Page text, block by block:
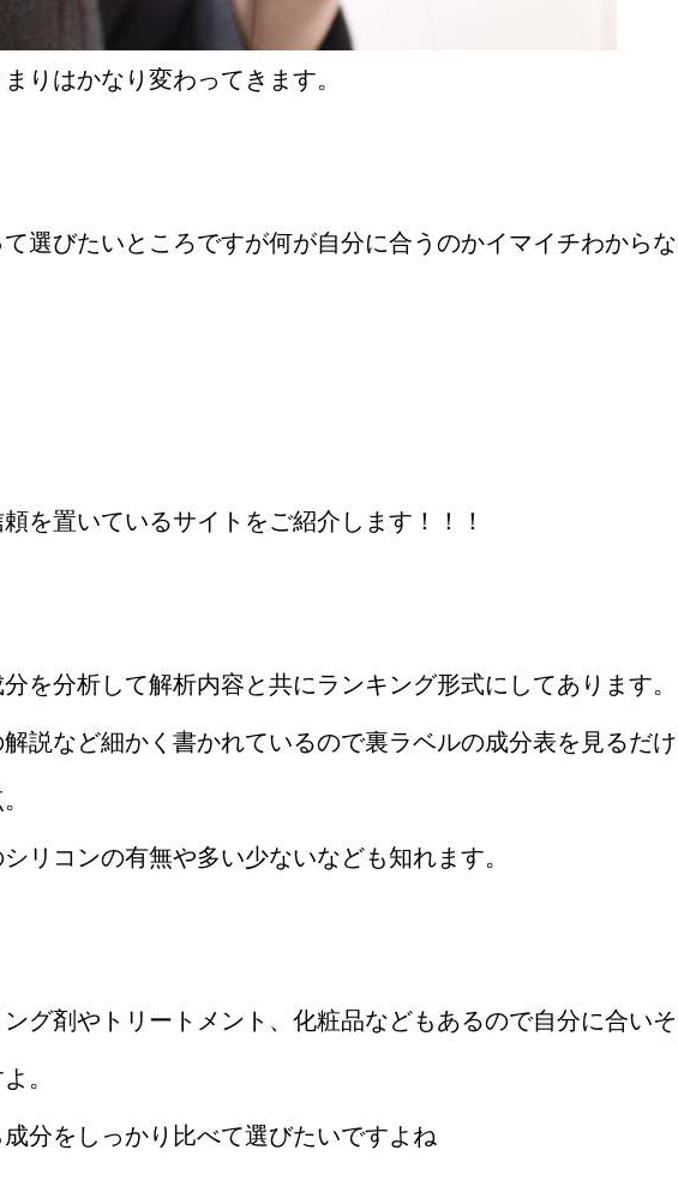
りはかなり変わってきます。
選びたいところですが何が自分に合うのかイマイチわからな
を置いているサイトをご紹介します！！！
を分析して解析内容と共にランキング形式にしてあります。
説など細かく書かれているので裏ラベルの成分表を見るだ
リコンの有無や多い少ないなども知れます。
グ剤やトリートメント、化粧品などもあるので自分に合い
。
分をしっかり比べて選びたいですよね